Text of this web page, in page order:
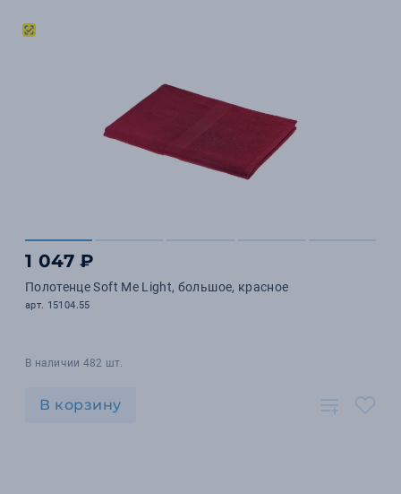
1 047 ₽
Полотенце Soft Me Light, большое, красное
арт. 15104.55
В наличии 482 шт.
В корзину